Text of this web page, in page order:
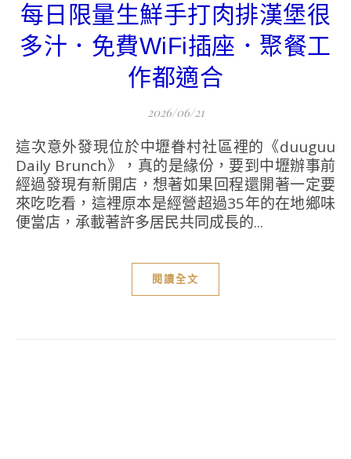
每日限量生鮮手打肉排漢堡很
多汁．免費WiFi插座．聚餐工
作都適合
2026/06/21
這次意外發現位於中壢眷村社區裡的《duuguu
Daily Brunch》，真的是緣份，要到中壢辦事前
經過發現有新開店，想著如果回程還開著一定要
來吃吃看，這裡原本是經營超過35年的在地鄉味
便當店，承載著許多居民共同成長的...
閱讀全文